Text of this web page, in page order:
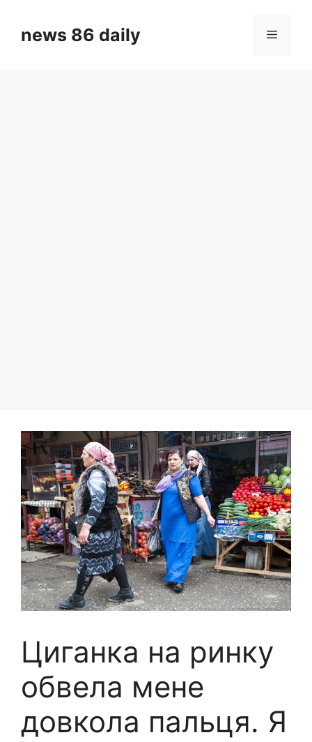
contentnews 86 daily Menu
Циганка на ринку
обвела мене
довкола пальця. Я